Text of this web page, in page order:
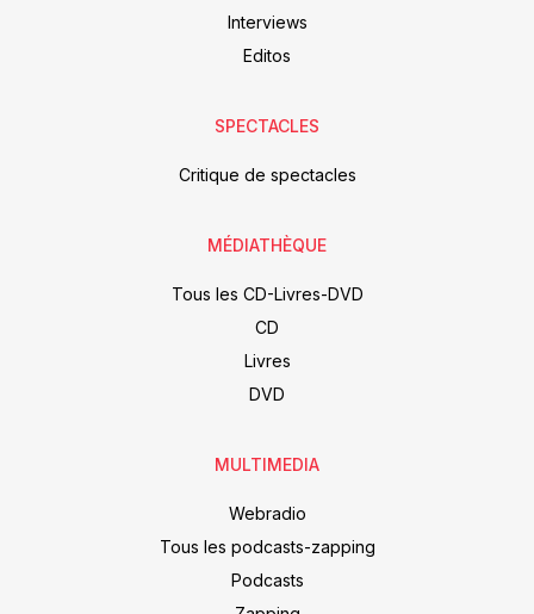
Interviews
Editos
SPECTACLES
Critique de spectacles
MÉDIATHÈQUE
Tous les CD-Livres-DVD
CD
Livres
DVD
MULTIMEDIA
Webradio
Tous les podcasts-zapping
Podcasts